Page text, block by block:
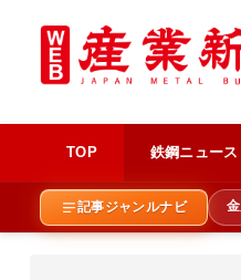
TOP 鉄鋼ニュース
記事ジャンルナビ